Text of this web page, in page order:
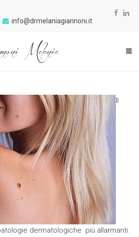
info@drmelaniagiannoni.it
Il
dermatologiche più allarmanti.